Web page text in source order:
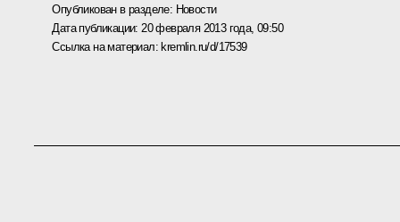
Опубликован в разделе: Новости
Дата публикации: 20 февраля 2013 года, 09:50
Ссылка на материал: kremlin.ru/d/17539